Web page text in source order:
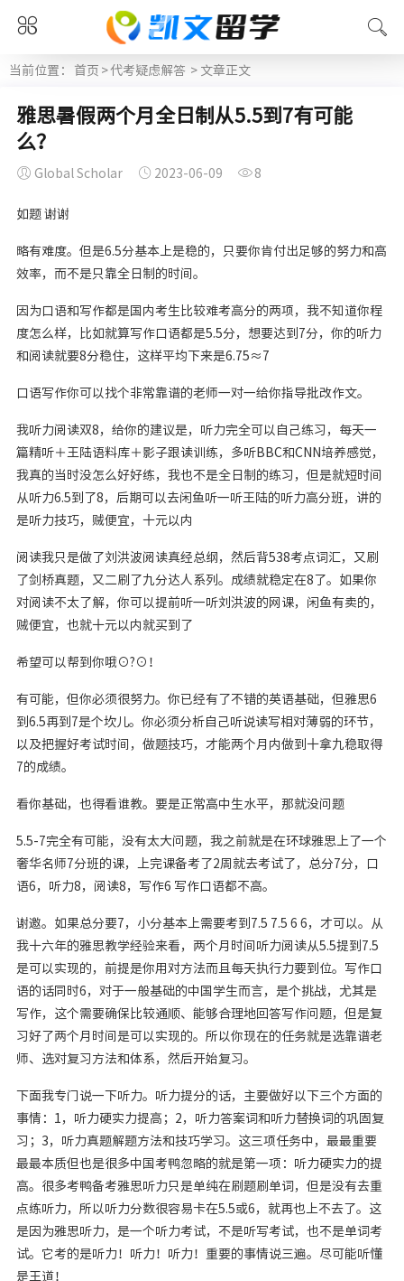
当前位置： 首页 >代考疑虑解答 > 文章正文
雅思暑假两个月全日制从5.5到7有可能
么？
Global Scholar 2023-06-09 8
如题 谢谢
略有难度。但是6.5分基本上是稳的，只要你肯付出足够的努力和高
效率，而不是只靠全日制的时间。
因为口语和写作都是国内考生比较难考高分的两项，我不知道你程
度怎么样，比如就算写作口语都是5.5分，想要达到7分，你的听力
和阅读就要8分稳住，这样平均下来是6.75≈7
口语写作你可以找个非常靠谱的老师一对一给你指导批改作文。
我听力阅读双8，给你的建议是，听力完全可以自己练习，每天一
篇精听＋王陆语料库＋影子跟读训练，多听BBC和CNN培养感觉，
我真的当时没怎么好好练，我也不是全日制的练习，但是就短时间
从听力6.5到了8，后期可以去闲鱼听一听王陆的听力高分班，讲的
是听力技巧，贼便宜，十元以内
阅读我只是做了刘洪波阅读真经总纲，然后背538考点词汇，又刷
了剑桥真题，又二刷了九分达人系列。成绩就稳定在8了。如果你
对阅读不太了解，你可以提前听一听刘洪波的网课，闲鱼有卖的，
贼便宜，也就十元以内就买到了
希望可以帮到你哦⊙?⊙！
有可能，但你必须很努力。你已经有了不错的英语基础，但雅思6
到6.5再到7是个坎儿。你必须分析自己听说读写相对薄弱的环节，
以及把握好考试时间，做题技巧，才能两个月内做到十拿九稳取得
7的成绩。
看你基础，也得看谁教。要是正常高中生水平，那就没问题
5.5-7完全有可能，没有太大问题，我之前就是在环球雅思上了一个
奢华名师7分班的课，上完课备考了2周就去考试了，总分7分，口
语6，听力8，阅读8，写作6 写作口语都不高。
谢邀。如果总分要7，小分基本上需要考到7.5 7.5 6 6，才可以。从
我十六年的雅思教学经验来看，两个月时间听力阅读从5.5提到7.5
是可以实现的，前提是你用对方法而且每天执行力要到位。写作口
语的话同时6，对于一般基础的中国学生而言，是个挑战，尤其是
写作，这个需要确保比较通顺、能够合理地回答写作问题，但是复
习好了两个月时间是可以实现的。所以你现在的任务就是选靠谱老
师、选对复习方法和体系，然后开始复习。
下面我专门说一下听力。听力提分的话，主要做好以下三个方面的
事情：1，听力硬实力提高；2，听力答案词和听力替换词的巩固复
习；3，听力真题解题方法和技巧学习。这三项任务中，最最重要
最最本质但也是很多中国考鸭忽略的就是第一项：听力硬实力的提
高。很多考鸭备考雅思听力只是单纯在刷题刷单词，但是没有去重
点练听力，所以听力分数很容易卡在5.5或6，就再也上不去了。这
是因为雅思听力，是一个听力考试，不是听写考试，也不是单词考
试。它考的是听力！听力！听力！重要的事情说三遍。尽可能听懂
是王道！